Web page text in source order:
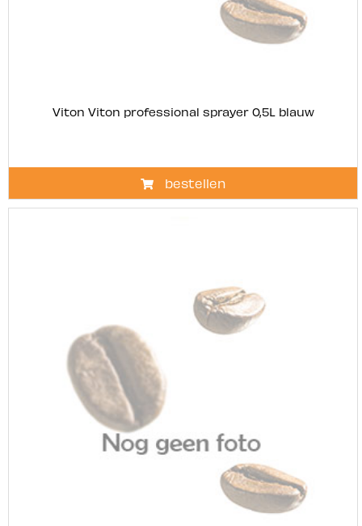
Viton Viton professional sprayer 0,5L blauw
bestellen